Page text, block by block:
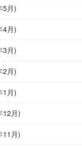
5月)
4月)
3月)
2月)
1月)
12月)
11月)